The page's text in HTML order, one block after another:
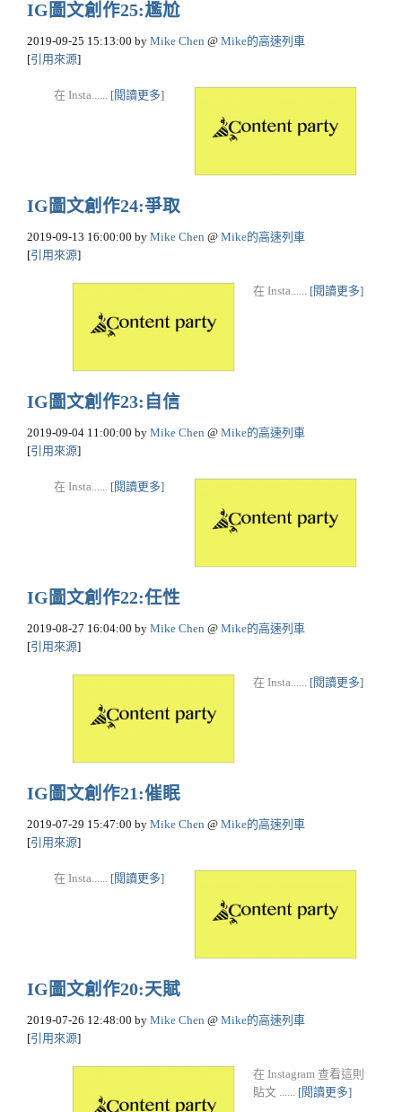
IG圖文創作25:尷尬
2019-09-25 15:13:00 by Mike Chen @ Mike的高速列車
[引用來源]
在 Insta...... [閱讀更多]
IG圖文創作24:爭取
2019-09-13 16:00:00 by Mike Chen @ Mike的高速列車
[引用來源]
在 Insta...... [閱讀更多]
IG圖文創作23:自信
2019-09-04 11:00:00 by Mike Chen @ Mike的高速列車
[引用來源]
在 Insta...... [閱讀更多]
IG圖文創作22:任性
2019-08-27 16:04:00 by Mike Chen @ Mike的高速列車
[引用來源]
在 Insta...... [閱讀更多]
IG圖文創作21:催眠
2019-07-29 15:47:00 by Mike Chen @ Mike的高速列車
[引用來源]
在 Insta...... [閱讀更多]
IG圖文創作20:天賦
2019-07-26 12:48:00 by Mike Chen @ Mike的高速列車
[引用來源]
在 Instagram 查看這則
貼文 ...... [閱讀更多]